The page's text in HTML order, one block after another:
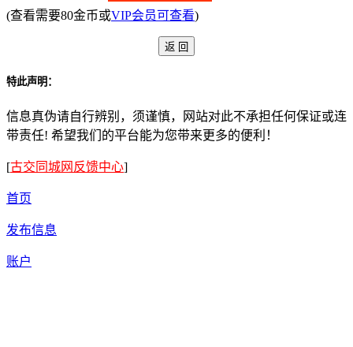
(查看需要80金币或VIP会员可查看)
特此声明：
信息真伪请自行辨别，须谨慎，网站对此不承担任何保证或连
带责任! 希望我们的平台能为您带来更多的便利！
[古交同城网反馈中心]
首页
发布信息
账户